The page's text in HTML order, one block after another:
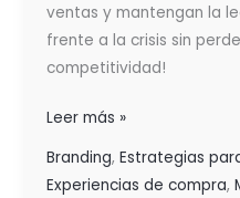
ventas y mantengan la
frente a la crisis sin
competitividad!
Leer más »
Branding, Estrategias
Experiencias de compra,